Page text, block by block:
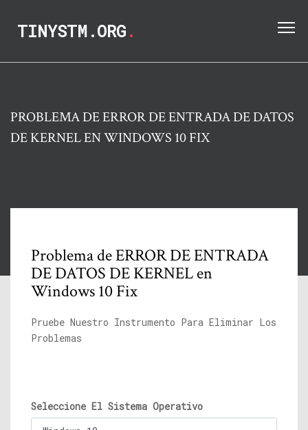
TINYSTM.ORG.
PROBLEMA DE ERROR DE ENTRADA DE DATOS
DE KERNEL EN WINDOWS 10 FIX
Problema de ERROR DE ENTRADA
DE DATOS DE KERNEL en
Windows 10 Fix
Pruebe Nuestro Instrumento Para Eliminar Los
Problemas
Seleccione El Sistema Operativo